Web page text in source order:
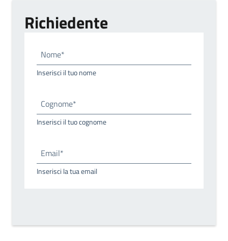
Richiedente
Nome*
Inserisci il tuo nome
Cognome*
Inserisci il tuo cognome
Email*
Inserisci la tua email